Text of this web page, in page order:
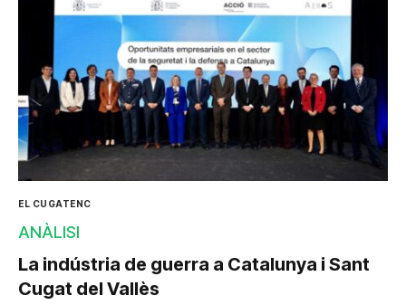
EL CUGATENC
ANÀLISI
La indústria de guerra a Catalunya i Sant
Cugat del Vallès